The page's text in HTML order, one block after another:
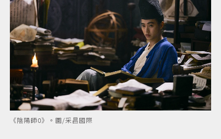
《陰陽師0》。圖/采昌國際